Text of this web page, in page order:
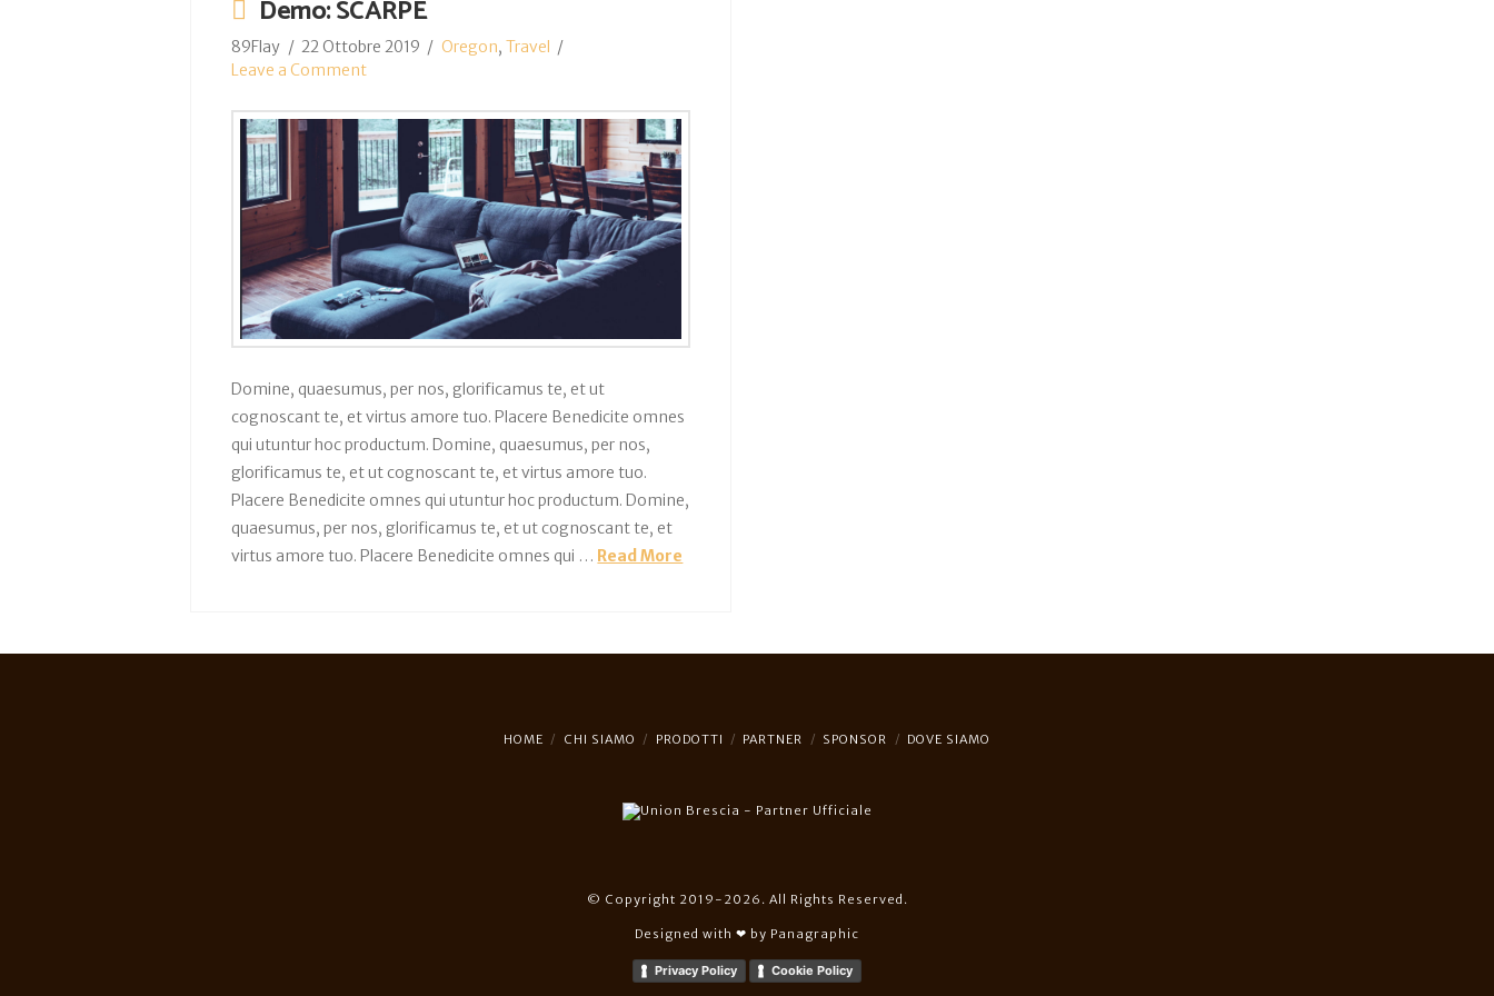
Demo: SCARPE
89Flay 22 Ottobre 2019 Oregon, Travel
Leave a Comment
Domine, quaesumus, per nos, glorificamus te, et ut
cognoscant te, et virtus amore tuo. Placere Benedicite omnes
qui utuntur hoc productum. Domine, quaesumus, per nos,
glorificamus te, et ut cognoscant te, et virtus amore tuo.
Placere Benedicite omnes qui utuntur hoc productum. Domine,
quaesumus, per nos, glorificamus te, et ut cognoscant te, et
virtus amore tuo. Placere Benedicite omnes qui … Read More
HOME CHI SIAMO PRODOTTI PARTNER SPONSOR DOVE SIAMO
© Copyright 2019-2026. All Rights Reserved.
Designed with ❤︎ by Panagraphic
Privacy Policy Cookie Policy